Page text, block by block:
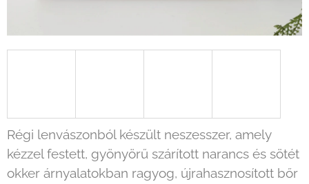
Régi lenvászonból készült neszesszer, amely
kézzel festett, gyönyörű szárított narancs és sötét
okker árnyalatokban ragyog, újrahasznosított bőr